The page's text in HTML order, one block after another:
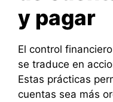
y pagar
El control
se traduce en
Estas prácticas
cuentas sea más